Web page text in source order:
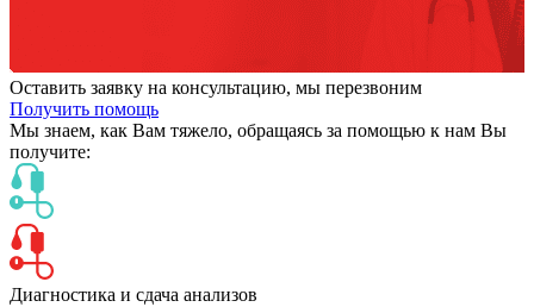
Оставить заявку на консультацию, мы перезвоним
Получить помощь
Мы знаем, как Вам тяжело, обращаясь за помощью к нам Вы
получите:
Диагностика и сдача анализов